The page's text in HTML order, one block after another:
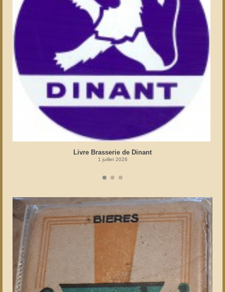
Livre Brasserie de Dinant
1 juillet 2026